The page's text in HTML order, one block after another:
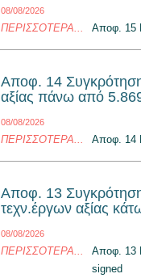
08/08/2026
Αποφ. 15
ΠΕΡΙΣΣΌΤΕΡΑ...
Αποφ. 14
αξίας πάνω από
08/08/2026
Αποφ. 14
ΠΕΡΙΣΣΌΤΕΡΑ...
Αποφ. 13
τεχν.έργων αξίας
08/08/2026
Αποφ.
signed
ΠΕΡΙΣΣΌΤΕΡΑ...